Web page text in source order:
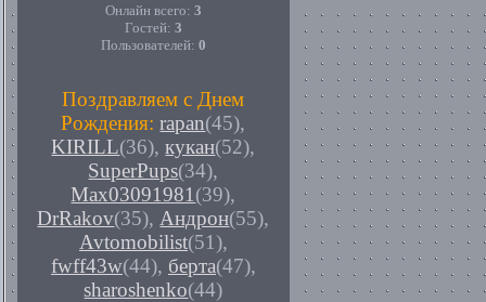
Онлайн всего: 3
Гостей: 3
Пользователей: 0
Поздравляем с Днем
Рождения:rapan(45),
KIRILL(36),кукан(52),
SuperPups(34),
Max03091981 (39),
DrRakov(35), Андрон(55),
Avtomobilist(51),
fwff43w(44), берта(47),
sharoshenko(44)